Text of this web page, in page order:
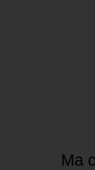
Ma